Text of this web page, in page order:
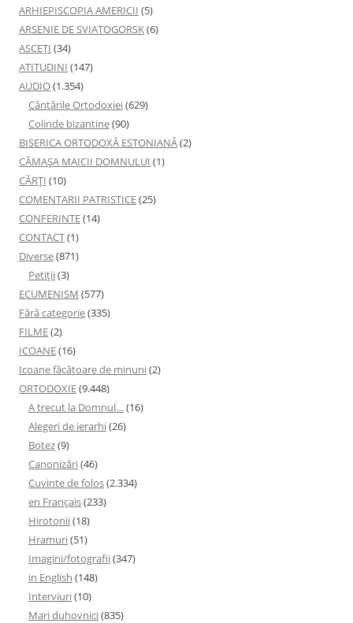
ARHIEPISCOPIA AMERICII (5)
ARSENIE DE SVIATOGORSK(6)
ASCEȚI (34)
ATITUDINI (147)
AUDIO(1.354)
Cântările Ortodoxiei(629)
Colinde bizantine(90)
BISERICA ORTODOXĂ ESTONIANĂ(2)
CĂMAȘA MAICII DOMNULUI (1)
CĂRȚI (10)
COMENTARII PATRISTICE(25)
CONFERINTE(14)
CONTACT(1)
Diverse(871)
Petiţii(3)
ECUMENISM (577)
Fără categorie(335)
FILME(2)
ICOANE(16)
Icoane făcătoare de minuni(2)
ORTODOXIE(9.448)
A trecut la Domnul… (16)
Alegeri de ierarhi(26)
Botez(9)
Canonizări(46)
Cuvinte de folos(2.334)
en Français(233)
Hirotonii(18)
Hramuri(51)
Imagini/fotografii(347)
in English (148)
Interviuri(10)
Mari duhovnici(835)